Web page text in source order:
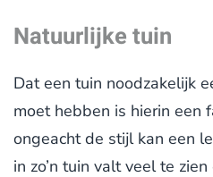
Natuurlijke tuin
Dat een tuin noodzakelijk
moet hebben is hierin een
ongeacht de stijl kan een
in zo’n tuin valt veel te